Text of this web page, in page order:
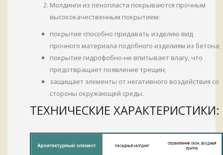
Молдинги из пенопласта покрываются прочным
высококачественным покрытием:
покрытие способно придавать изделию вид
прочного материала подобного изделиям из бетона;
покрытие гидрофобно-не впитывает влагу, что
предотвращает появление трещин;
защищает элементы от негативного воздействия со
стороны окружающей среды.
ТЕХНИЧЕСКИЕ ХАРАКТЕРИСТИКИ: